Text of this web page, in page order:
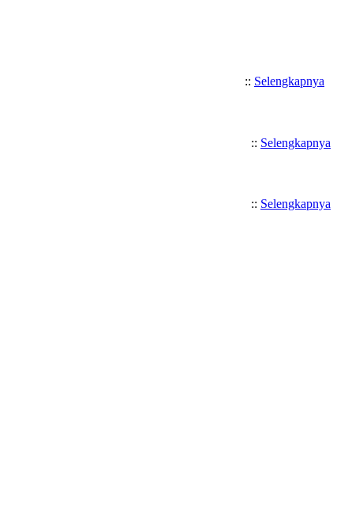
:: Selengkapnya
:: Selengkapnya
:: Selengkapnya